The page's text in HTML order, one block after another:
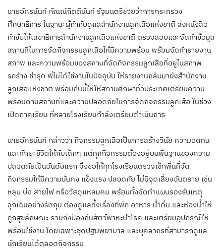
นายอัครนันท์ กัณณ์กิตตินันท์ รัฐมนตรีช่วยว่าการกระทรวง
ศึกษาธิการ ในฐานะผู้กำกับดูแลสำนักงานลูกเสือแห่งชาติ ส่งหนังสือ
กำชับให้เลขาธิการสำนักงานลูกเสือแห่งชาติ ตรวจสอบและจัดทำข้อมูล
สถานที่ในการจัดกิจกรรมลูกเสือให้มีความพร้อม พร้อมจัดทำรายงาน
สภาพ และความพร้อมของสถานที่จัดกิจกรรมลูกเสือที่อยู่ในสภาพ
รกร้าง ชำรุด พี่ไม่ได้ใช้งานในปัจจุบัน ให้รายงานกลับมายังสำนักงาน
ลูกเสือแห่งชาติ พร้อมกันนี้ให้ให้สถานศึกษาทั่วประเทศเตรียมความ
พร้อมด้านสถานที่และความปลอดภัยในการจัดกิจกรรมลูกเสือ ในช่วง
เปิดภาคเรียน ที่หลายโรงเรียนกำลังเตรียมดำเนินการ
นายอัครนันท์ กล่าวว่า กิจกรรมลูกเสือเป็นการสร้างวินัย ความอดทน
และทักษะชีวิตให้กับเด็กๆ แต่ทุกกิจกรรมต้องอยู่บนพื้นฐานของความ
ปลอดภัยเป็นอันดับแรก จึงขอให้ทุกโรงเรียนตรวจเช็กพื้นที่จัด
กิจกรรมให้มีความมั่นคง แข็งแรง ปลอดภัย ไม่มีจุดเสี่ยงอันตราย เช่น
หลุม บ่อ สายไฟ หรือวัสดุแหลมคม พร้อมทั้งจัดทำแผนรองรับเหตุ
ฉุกเฉินอย่างรัดกุม ต้องดูแลทั้งเรื่องที่พัก อาหาร น้ำดื่ม และห้องน้ำให้
ถูกสุขลักษณะ รวมถึงป้องกันสัตว์พาหะนำโรค และเตรียมอุปกรณ์ให้
พร้อมใช้งาน โดยเฉพาะชุดปฐมพยาบาล และบุคลากรที่สามารถดูแล
นักเรียนได้ตลอดกิจกรรม